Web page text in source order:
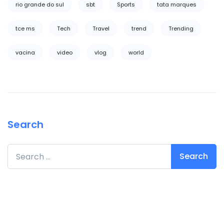
rio grande do sul sbt Sports tata marques
tce ms Tech Travel trend Trending
vacina video vlog world
Search
Search for: